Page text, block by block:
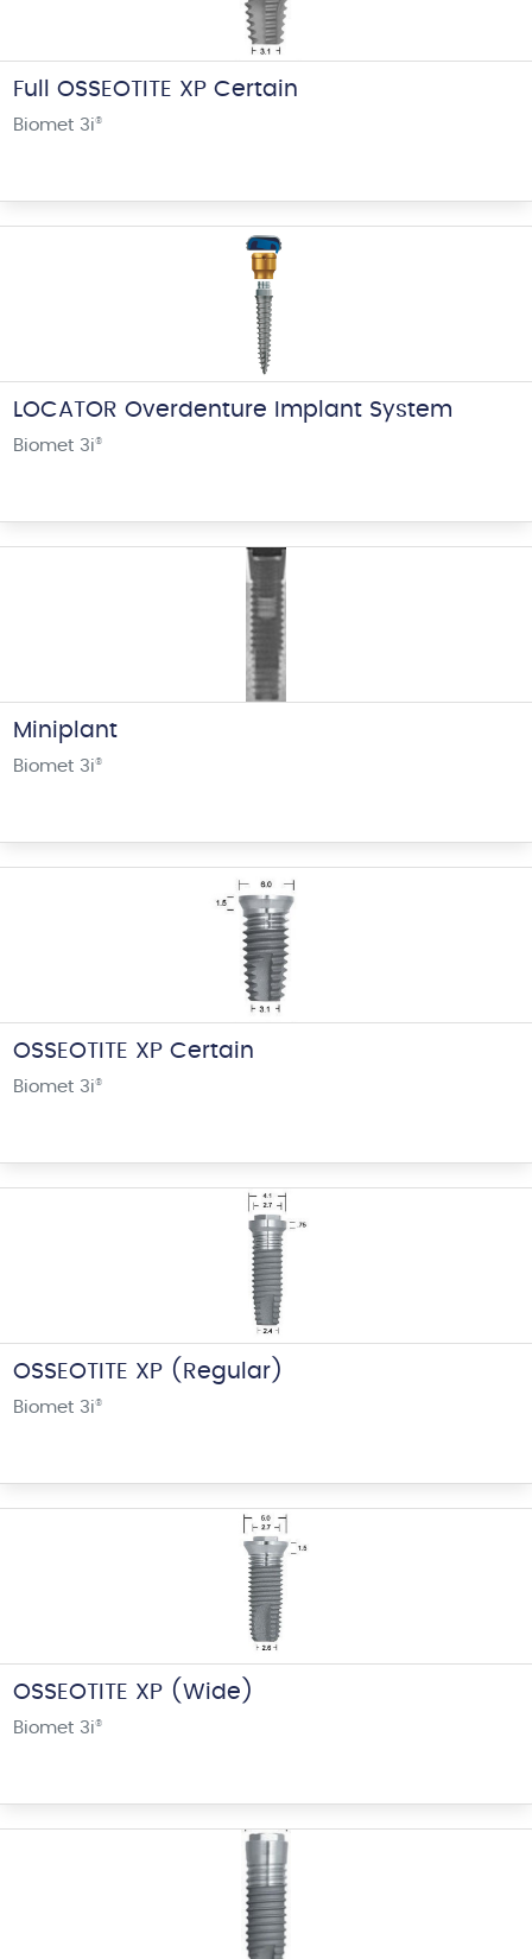
Full OSSEOTITE XP Certain
Biomet 3i®
LOCATOR Overdenture Implant System
Biomet 3i®
Miniplant
Biomet 3i®
OSSEOTITE XP Certain
Biomet 3i®
OSSEOTITE XP (Regular)
Biomet 3i®
OSSEOTITE XP (Wide)
Biomet 3i®